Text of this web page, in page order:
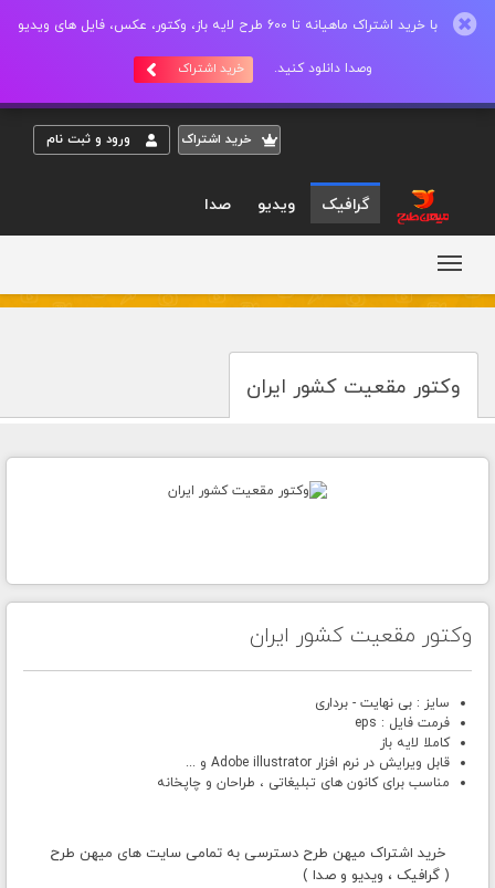
با خرید اشتراک ماهیانه تا 600 طرح لایه باز، وکتور، عکس، فایل های ویدیو
وصدا دانلود کنید. خرید اشتراک
خريد اشتراک ورود و ثبت نام
گرافیک ویدیو صدا
وکتور مقعیت کشور ایران
وکتور مقعیت کشور ایران
سایز : بی نهایت - برداری
فرمت فایل : eps
کاملا لایه باز
قابل ویرایش در نرم افزار Adobe illustrator و ...
مناسب برای کانون های تبلیغاتی ، طراحان و چاپخانه
خرید اشتراک میهن طرح دسترسی به تمامی سایت های میهن طرح
( گرافیک ، ویدیو و صدا )